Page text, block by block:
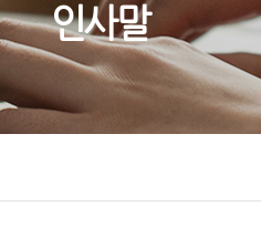
인사말